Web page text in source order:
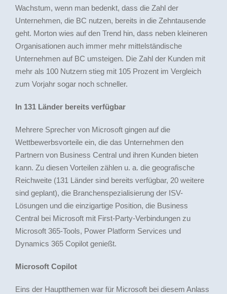
Wachstum, wenn man bedenkt, dass die Zahl der
Unternehmen, die BC nutzen, bereits in die Zehntausende
geht. Morton wies auf den Trend hin, dass neben kleineren
Organisationen auch immer mehr mittelständische
Unternehmen auf BC umsteigen. Die Zahl der Kunden mit
mehr als 100 Nutzern stieg mit 105 Prozent im Vergleich
zum Vorjahr sogar noch schneller.
In 131 Länder bereits verfügbar
Mehrere Sprecher von Microsoft gingen auf die
Wettbewerbsvorteile ein, die das Unternehmen den
Partnern von Business Central und ihren Kunden bieten
kann. Zu diesen Vorteilen zählen u. a. die geografische
Reichweite (131 Länder sind bereits verfügbar, 20 weitere
sind geplant), die Branchenspezialisierung der ISV-
Lösungen und die einzigartige Position, die Business
Central bei Microsoft mit First-Party-Verbindungen zu
Microsoft 365-Tools, Power Platform Services und
Dynamics 365 Copilot genießt.
Microsoft Copilot
Eins der Hauptthemen war für Microsoft bei diesem Anlass